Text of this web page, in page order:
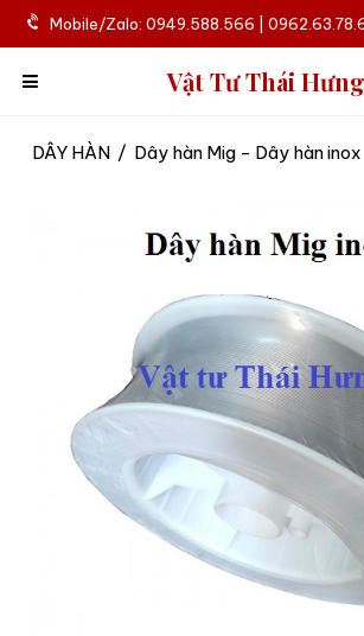
Mobile/Zalo: 0949.588.566 |
Vật Tư Thái Hưng
DÂY HÀN / Dây hàn Mig - Dây hàn inox